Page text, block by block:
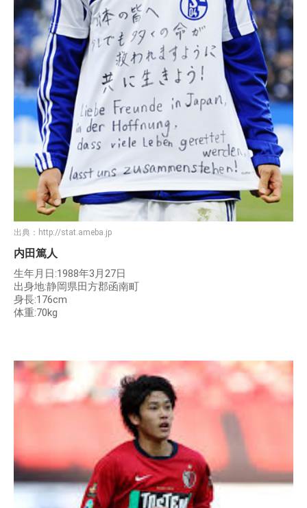
出典： http://stat.ameba.jp
内田篤人
生年月日:1988年3月27日
出身地:静岡県田方郡函南町
身長:176cm
体重:70kg